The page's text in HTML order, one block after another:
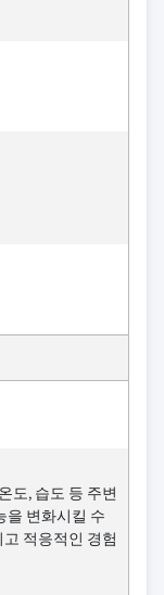
도, 습도 등 주변
을 변화시킬 수
적응적인 경험